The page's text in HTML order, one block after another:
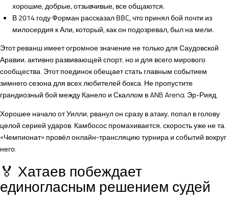
хорошие, добрые, отзывчивые, все общаются.
В 2014 году Форман рассказал BBC, что принял бой почти из
милосердия к Али, который, как он подозревал, был на мели.
Этот реванш имеет огромное значение не только для Саудовской
Аравии, активно развивающей спорт, но и для всего мирового
сообщества. Этот поединок обещает стать главным событием
зимнего сезона для всех любителей бокса. Не пропустите
грандиозный бой между Канело и Скаллом в ANB Arena, Эр-Рияд.
Хорошее начало от Уилли, рванул он сразу в атаку, попал в голову
целой серией ударов. Камбосос промахивается, скорость уже не та.
«Чемпионат» провёл онлайн-трансляцию турнира и событий вокруг
него.
🏅 Хатаев побеждает
единогласным решением судей